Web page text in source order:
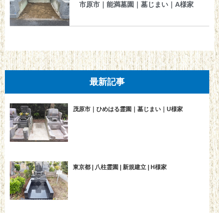
市原市｜能満墓園｜墓じまい｜A様家
最新記事
茂原市｜ひめはる霊園｜墓じまい｜U様家
東京都 | 八柱霊園 | 新規建立 | H様家